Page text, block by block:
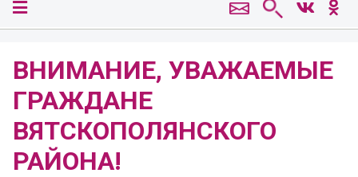
ВНИМАНИЕ, УВАЖАЕМЫЕ
ГРАЖДАНЕ
ВЯТСКОПОЛЯНСКОГО
РАЙОНА!